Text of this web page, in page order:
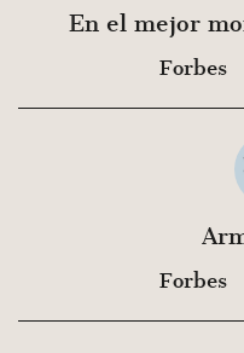
En el mejor
Forbes
Forbes